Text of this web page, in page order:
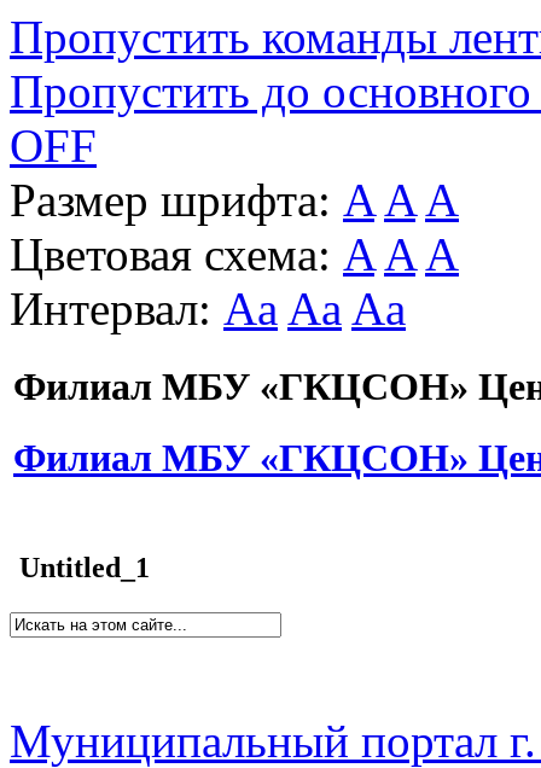
Пропустить команды
Пропустить до основного
OFF
Размер шрифта: A A A
Цветовая схема: A A A
Интервал: Aa Aa Aa
Филиал МБУ «ГКЦСОН»
Филиал МБУ «ГКЦСОН»
Untitled_1
Муниципальный портал